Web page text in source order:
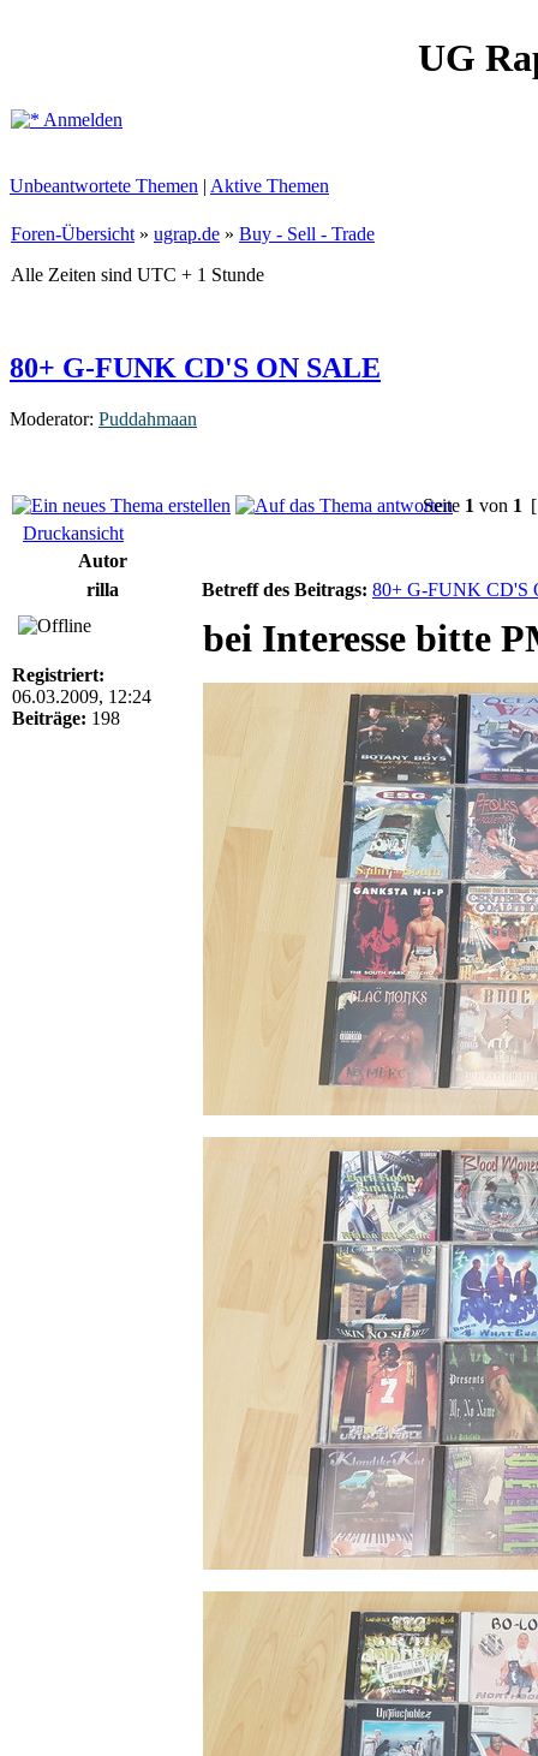
UG
Anmelden
Unbeantwortete Themen | Aktive Themen
Foren-Übersicht » ugrap.de » Buy - Sell - Trade
Alle Zeiten sind UTC + 1 Stunde
80+ G-FUNK CD'S ON SALE
Moderator: Puddahmaan
Seite 1 von 1
Druckansicht
Autor
rilla
Betreff des Beitrags: 80+ G-FUNK CD'S
Registriert:
06.03.2009, 12:24
Beiträge: 198
bei Interesse bitte